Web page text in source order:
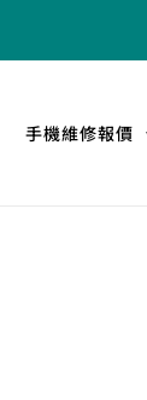
手機維修報價